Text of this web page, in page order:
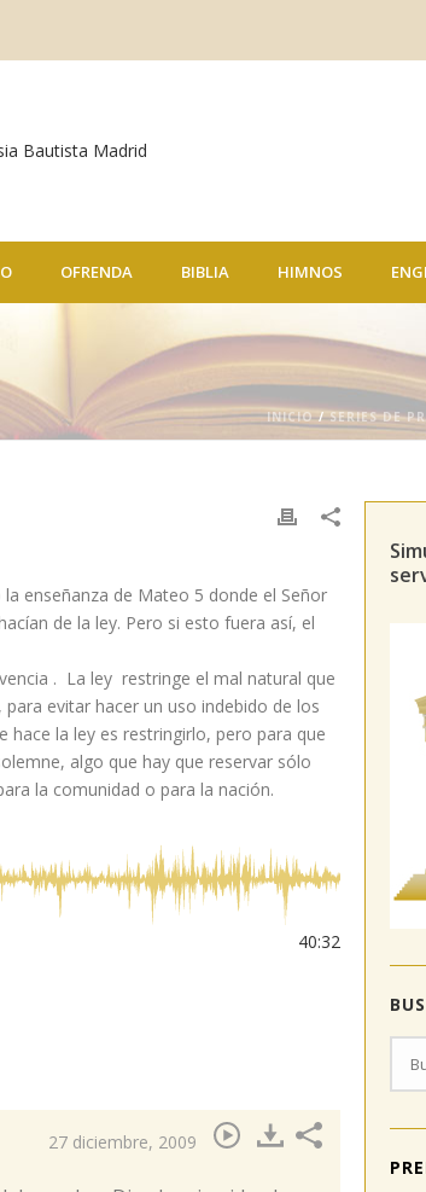
OFRENDA BIBLIA HIMNOS
INICIO/SERIES DE
enseñanza de Mateo 5 donde el Señor
de la ley. Pero si esto fuera así, el
. La ley restringe el mal natural que
evitar hacer un uso indebido de los
la ley es restringirlo, pero para que
algo que hay que reservar sólo
la comunidad o para la nación.
40:32
27 diciembre, 2009